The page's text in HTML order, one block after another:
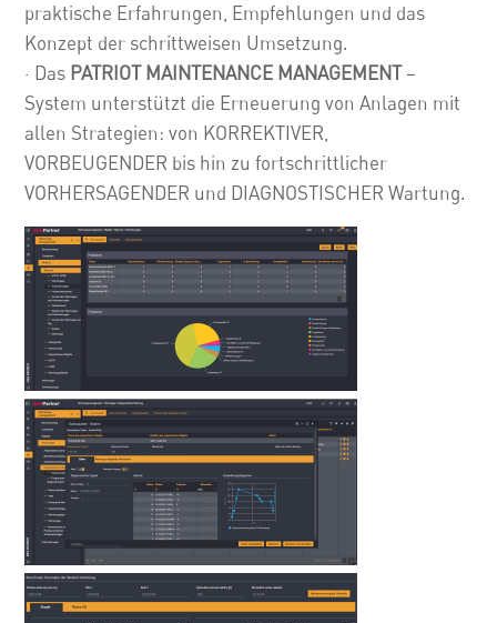
praktische Erfahrungen, Empfehlungen und das
Konzept der schrittweisen Umsetzung.
· Das PATRIOT MAINTENANCE MANAGEMENT–
System unterstützt die Erneuerung von Anlagen mit
allen Strategien: von KORREKTIVER,
VORBEUGENDER bis hin zu fortschrittlicher
VORHERSAGENDER und DIAGNOSTISCHER Wartung.